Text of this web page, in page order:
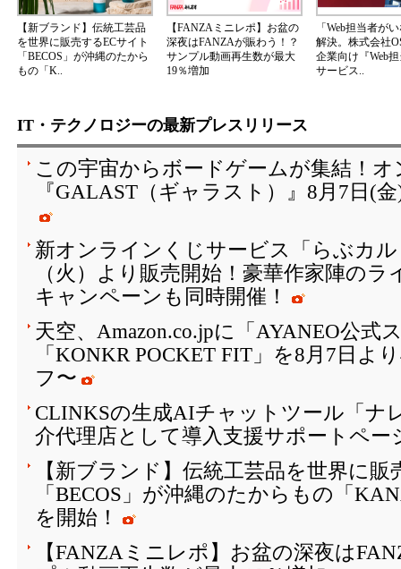
【新ブランド】伝統工芸品
を世界に販売するECサイト
「BECOS」が沖縄のたから
もの「K..
【FANZAミニレポ】お盆の
深夜はFANZAが賑わう！？
サンプル動画再生数が最大
19％増加
「Web担当者が
解決。株式会社
企業向け『Web
サービス..
IT・テクノロジーの最新プレスリリース
この宇宙からボードゲームが集結！
『GALAST（ギャラスト）』8月7日(
新オンラインくじサービス「らぶカ
（火）より販売開始！豪華作家陣の
キャンペーンも同時開催！
天空、Amazon.co.jpに「AYANEO公式
「KONKR POCKET FIT」を8月7日よ
フ〜
CLINKSの生成AIチャットツール「ナ
介代理店として導入支援サポートペー
【新ブランド】伝統工芸品を世界に販
「BECOS」が沖縄のたからもの「
を開始！
【FANZAミニレポ】お盆の深夜は